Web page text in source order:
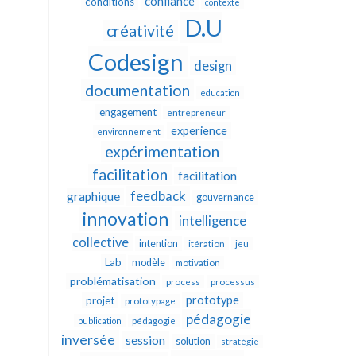
créativité
D.U
Codesign
design
documentation education
engagement
entrepreneur
environnement
experience
expérimentation
facilitation
facilitation
graphique
feedback gouvernance
innovation
intelligence
collective
intention itération jeu
Lab modèle motivation
problématisation process processus
projet prototypage prototype
publication pédagogie
pédagogie
inversée
session solution stratégie